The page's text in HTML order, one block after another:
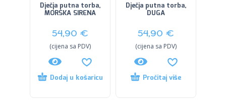
Dječja putna torba,
MORSKA SIRENA
54,90 €
(cijena sa PDV)
Dodaj u košaricu
Dječja putna torba,
DUGA
54,90 €
(cijena sa PDV)
Pročitaj više